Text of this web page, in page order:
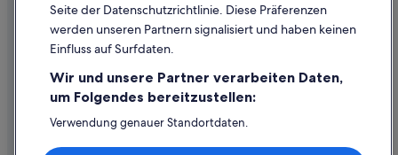
Flüge von Hannover (HAJ) nach Wien (VIE)
Flüge von Hamburg (HAM) nach Wien (VIE)
Flüge von Sohag (HMB) nach Wien (VIE)
Flüge von Niagara Falls (IAG) nach Wien (VIE)
Flüge von Kiew-Schuljany (IEV) nach Wien (VIE)
Hilfe
Hilfe
Rückerstattungsprozess und Zeitrahmen
Buchen Sie einen Flug mit einer Gutschrift bei der Fluggesellschaft
Internationale Reisedokumente
Seite der Datenschutzrichtlinie. Diese Präferenzen
werden unseren Partnern signalisiert und haben keinen
Einfluss auf Surfdaten.
Wir und unsere Partner verarbeiten Daten,
um Folgendes bereitzustellen:
Verwendung genauer Standortdaten.